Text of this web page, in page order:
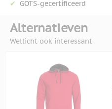
GOTS-gecertificeerd
Alternatieven
Wellicht ook interessant